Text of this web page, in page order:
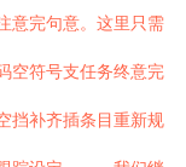
意完句意。这里只需
空符号支任务终意完
挡补齐插条目重新规